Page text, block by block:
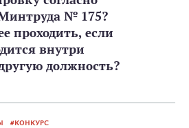
№ 175?
проходить, если
внутри
должность?
КОНКУРС